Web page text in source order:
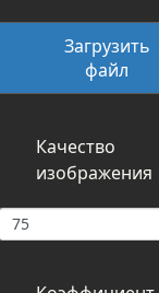
Загрузить
файл
Качество
изображения